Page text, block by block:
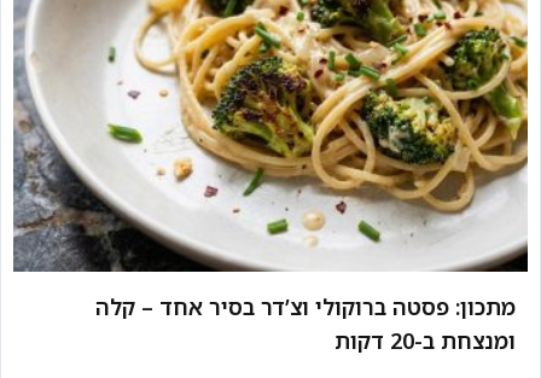
מתכון: פסטה ברוקולי וצ’דר בסיר אחד – קלה
ומנצחת ב-20 דקות